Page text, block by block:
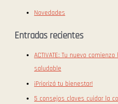
Novedades
Entradas recientes
ACTIVATE: Tu nuevo
saludable
¡Priorizá tu bienestar!
5 consejos claves cuidar la